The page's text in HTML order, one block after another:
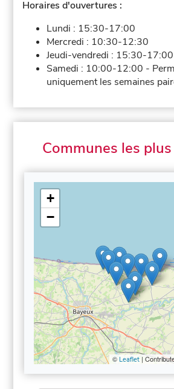
Horaires d'ouvertures :
Lundi : 15:30-17:00
Mercredi : 10:30-12:30
Jeudi-vendredi : 15:30-17:00
Samedi : 10:00-12:00 -
uniquement les semaines
Communes les
+
−
© Leaflet|